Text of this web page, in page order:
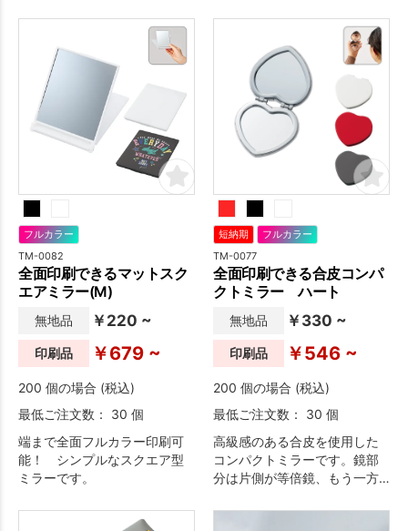
フルカラー
TM-0082
全面印刷できるマットスク
エアミラー(M)
無地品 ￥220 ~
印刷品 ￥679 ~
200 個の場合 (税込)
最低ご注文数： 30 個
端まで全面フルカラー印刷可
能！ シンプルなスクエア型
ミラーです。
短納期 フルカラー
TM-0077
全面印刷できる合皮コンパ
クトミラー ハート
無地品 ￥330 ~
印刷品 ￥546 ~
200 個の場合 (税込)
最低ご注文数： 30 個
高級感のある合皮を使用した
コンパクトミラーです。鏡部
分は片側が等倍鏡、もう一方